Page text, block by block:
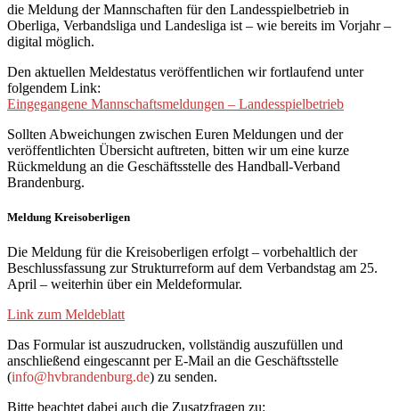
die Meldung der Mannschaften für den Landesspielbetrieb in
Oberliga, Verbandsliga und Landesliga ist – wie bereits im Vorjahr –
digital möglich.
Den aktuellen Meldestatus veröffentlichen wir fortlaufend unter
folgendem Link:
Eingegangene Mannschaftsmeldungen – Landesspielbetrieb
Sollten Abweichungen zwischen Euren Meldungen und der
veröffentlichten Übersicht auftreten, bitten wir um eine kurze
Rückmeldung an die Geschäftsstelle des Handball-Verband
Brandenburg.
Meldung Kreisoberligen
Die Meldung für die Kreisoberligen erfolgt – vorbehaltlich der
Beschlussfassung zur Strukturreform auf dem Verbandstag am 25.
April – weiterhin über ein Meldeformular.
Link zum Meldeblatt
Das Formular ist auszudrucken, vollständig auszufüllen und
anschließend eingescannt per E-Mail an die Geschäftsstelle
(info@hvbrandenburg.de) zu senden.
Bitte beachtet dabei auch die Zusatzfragen zu: